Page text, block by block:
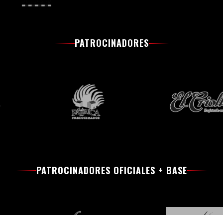
PATROCINADORES
PATROCINADORES OFICIALES + BASE